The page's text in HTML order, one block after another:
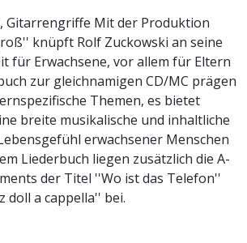
Gitarrengriffe Mit der Produktion
knüpft Rolf Zuckowski an seine
für Erwachsene, vor allem für Eltern
zur gleichnamigen CD/MC prägen
Themen, es bietet
breite musikalische und inhaltliche
erwachsener Menschen
Liederbuch liegen zusätzlich die A-
der Titel ''Wo ist das Telefon''
doll a cappella'' bei.